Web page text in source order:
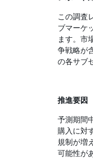
この調査
ブマーケ
ます。市
争戦略が
の各サブ
推進要因
予測期間
購入に対
規制が増
可能性が